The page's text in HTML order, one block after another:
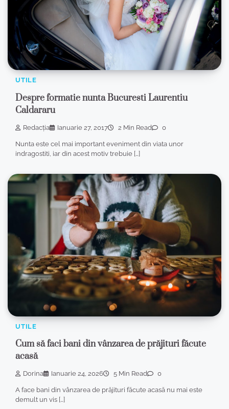
UTILE
Despre formatie nunta Bucuresti Laurentiu
Caldararu
Redacția Ianuarie 27, 2017 2 Min Read 0
Nunta este cel mai important eveniment din viata unor
indragostiti, iar din acest motiv trebuie […]
UTILE
Cum să faci bani din vânzarea de prăjituri făcute
acasă
Dorina Ianuarie 24, 2026 5 Min Read 0
A face bani din vânzarea de prăjituri făcute acasă nu mai este
demult un vis […]